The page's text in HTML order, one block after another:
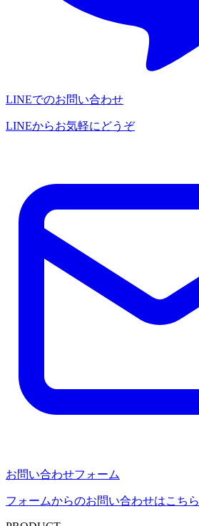
LINEでのお問い合わせ
LINEからお気軽にどうぞ
お問い合わせフォーム
フォームからのお問い合わせはこちら